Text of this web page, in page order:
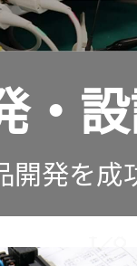
・
開発を成